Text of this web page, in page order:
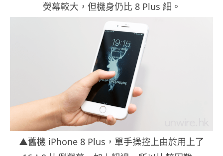
熒幕較大，但機身仍比 8 Plus 細。
▲舊機 iPhone 8 Plus，單手操控上由於用上了